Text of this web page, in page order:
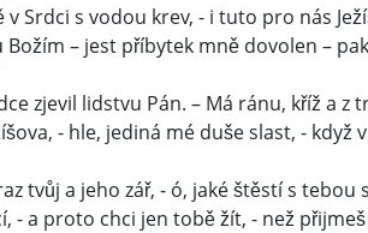
Srdci s vodou krev, - i tuto pro nás
– jest příbytek mně dovolen –
zjevil lidstvu Pán. – Má ránu, kříž a z
- hle, jediná mé duše slast, - když
tvůj a jeho zář, - ó, jaké štěstí s
- a proto chci jen tobě žít, - než